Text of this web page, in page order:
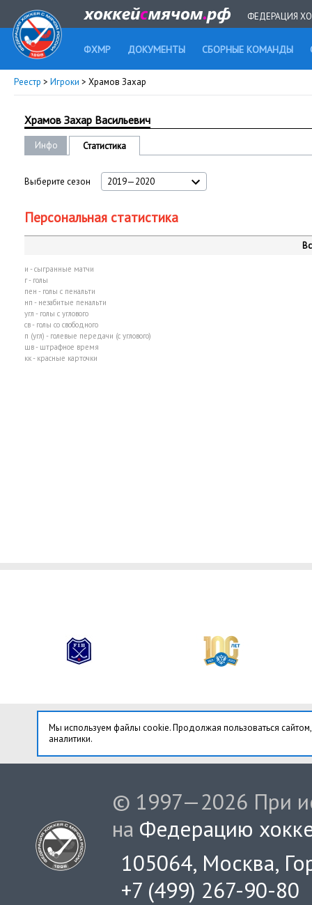
ФЕДЕРАЦИЯ
ФХМР ДОКУМЕНТЫ СБОРНЫЕ КОМАНДЫ
Реестр > Игроки > Храмов Захар
Храмов Захар Васильевич
Инфо Статистика
Выберите сезон 2019—2020
Персональная статистика
и - сыгранные матчи
г - голы
пен - голы с пенальти
нп - незабитые пенальти
угл - голы с углового
св - голы со свободного
п (угл) - голевые передачи (с углового)
шв - штрафное время
кк - красные карточки
Мы используем файлы cookie. Продолжая пользоваться
аналитики.
© 1997—2026 При
на Федерацию
105064, Москва,
+7 (499) 267-90-80